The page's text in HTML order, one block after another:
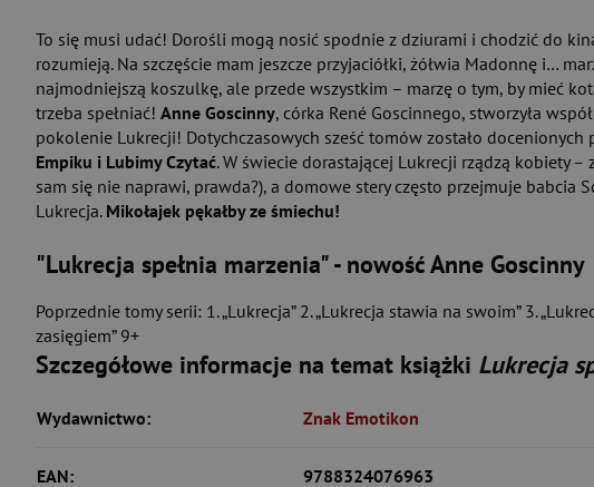
To się musi udać! Dorośli mogą nosić spodnie z dziurami i chodzić do
rozumieją. Na szczęście mam jeszcze przyjaciółki, żółwia Madonnę i…
najmodniejszą koszulkę, ale przede wszystkim – marzę o tym, by mieć
trzeba spełniać! Anne Goscinny, córka René Goscinnego, stworzyła
pokolenie Lukrecji! Dotychczasowych sześć tomów zostało
Empiku i Lubimy Czytać. W świecie dorastającej Lukrecji rządzą kobiety
sam się nie naprawi, prawda?), a domowe stery często przejmuje
Lukrecja. Mikołajek pękałby ze śmiechu!
"Lukrecja spełnia marzenia"- nowość Anne Goscinny
Poprzednie tomy serii: 1. „Lukrecja” 2. „Lukrecja stawia na swoim” 3.
zasięgiem” 9+
Szczegółowe informacje na temat książki Lukrecja
Wydawnictwo: Znak Emotikon
EAN: 9788324076963